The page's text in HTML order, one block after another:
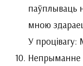
паўплываць
мною
У процівагу:
Непрыманне